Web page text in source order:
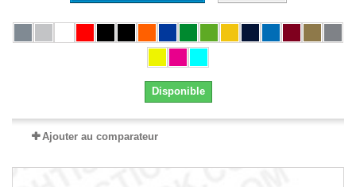
Disponible
Ajouter au comparateur